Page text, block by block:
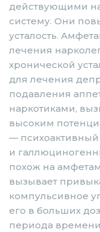
действующими
систему. Они
усталость.
лечения
хронической
для лечения
подавления
наркотиками,
высоким
—
и
похож на
вызывает
компульсивное
его в больших
периода